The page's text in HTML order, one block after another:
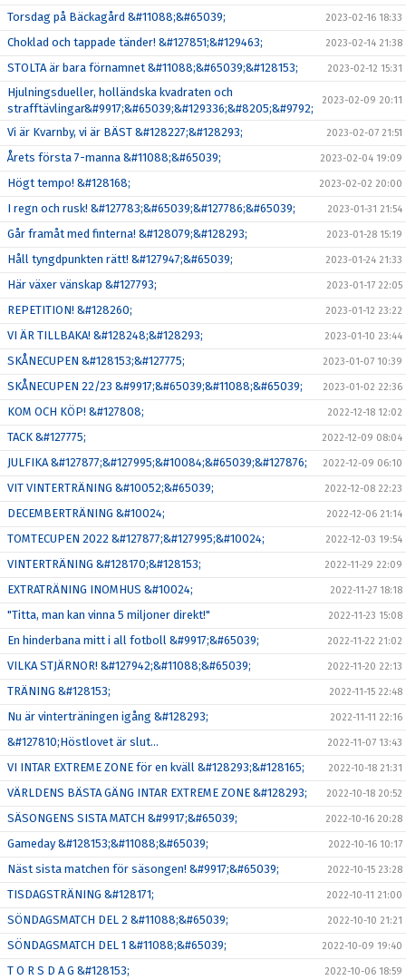
Torsdag på Bäckagård &#11088;&#65039; 2023-02-16 18:33
Choklad och tappade tänder! &#127851;&#129463; 2023-02-14 21:38
STOLTA är bara förnamnet &#11088;&#65039;&#128153; 2023-02-12 15:31
Hjulningsdueller, holländska kvadraten och
strafftävlingar&#9917;&#65039;&#129336;&#8205;&#9792;
2023-02-09 20:11
Vi är Kvarnby, vi är BÄST &#128227;&#128293; 2023-02-07 21:51
Årets första 7-manna &#11088;&#65039; 2023-02-04 19:09
Högt tempo! &#128168; 2023-02-02 20:00
I regn och rusk! &#127783;&#65039;&#127786;&#65039; 2023-01-31 21:54
Går framåt med finterna! &#128079;&#128293; 2023-01-28 15:19
Håll tyngdpunkten rätt! &#127947;&#65039; 2023-01-24 21:33
Här växer vänskap &#127793; 2023-01-17 22:05
REPETITION! &#128260; 2023-01-12 23:22
VI ÄR TILLBAKA! &#128248;&#128293; 2023-01-10 23:44
SKÅNECUPEN &#128153;&#127775; 2023-01-07 10:39
SKÅNECUPEN 22/23 &#9917;&#65039;&#11088;&#65039; 2023-01-02 22:36
KOM OCH KÖP! &#127808; 2022-12-18 12:02
TACK &#127775; 2022-12-09 08:04
JULFIKA &#127877;&#127995;&#10084;&#65039;&#127876; 2022-12-09 06:10
VIT VINTERTRÄNING &#10052;&#65039; 2022-12-08 22:23
DECEMBERTRÄNING &#10024; 2022-12-06 21:14
TOMTECUPEN 2022 &#127877;&#127995;&#10024; 2022-12-03 19:54
VINTERTRÄNING &#128170;&#128153; 2022-11-29 22:09
EXTRATRÄNING INOMHUS &#10024; 2022-11-27 18:18
"Titta, man kan vinna 5 miljoner direkt!" 2022-11-23 15:08
En hinderbana mitt i all fotboll &#9917;&#65039; 2022-11-22 21:02
VILKA STJÄRNOR! &#127942;&#11088;&#65039; 2022-11-20 22:13
TRÄNING &#128153; 2022-11-15 22:48
Nu är vinterträningen igång &#128293; 2022-11-11 22:16
&#127810;Höstlovet är slut... 2022-11-07 13:43
VI INTAR EXTREME ZONE för en kväll &#128293;&#128165; 2022-10-18 21:31
VÄRLDENS BÄSTA GÄNG INTAR EXTREME ZONE &#128293; 2022-10-18 20:52
SÄSONGENS SISTA MATCH &#9917;&#65039; 2022-10-16 20:28
Gameday &#128153;&#11088;&#65039; 2022-10-16 10:17
Näst sista matchen för säsongen! &#9917;&#65039; 2022-10-15 23:28
TISDAGSTRÄNING &#128171; 2022-10-11 21:00
SÖNDAGSMATCH DEL 2 &#11088;&#65039; 2022-10-10 21:21
SÖNDAGSMATCH DEL 1 &#11088;&#65039; 2022-10-09 19:40
T O R S D A G &#128153; 2022-10-06 18:59